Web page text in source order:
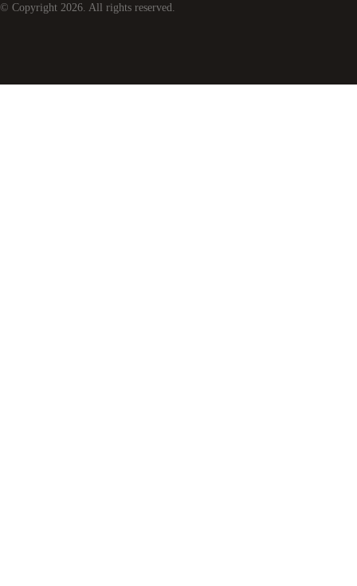
© Copyright 2026. All rights reserved.